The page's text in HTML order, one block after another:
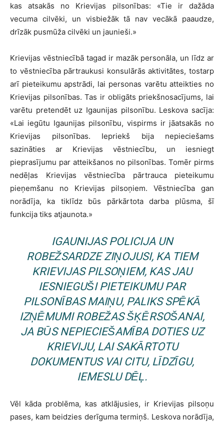
kas atsakās no Krievijas pilsonības: «Tie ir dažāda
vecuma cilvēki, un visbiežāk tā nav vecākā paaudze,
drīzāk pusmūža cilvēki un jaunieši.»
Krievijas vēstniecībā tagad ir mazāk personāla, un līdz ar
to vēstniecība pārtraukusi konsulārās aktivitātes, tostarp
arī pieteikumu apstrādi, lai personas varētu atteikties no
Krievijas pilsonības. Tas ir obligāts priekšnosacījums, lai
varētu pretendēt uz Igaunijas pilsonību. Leskova sacīja:
«Lai iegūtu Igaunijas pilsonību, vispirms ir jāatsakās no
Krievijas pilsonības. Iepriekš bija nepieciešams
sazināties ar Krievijas vēstniecību, un iesniegt
pieprasījumu par atteikšanos no pilsonības. Tomēr pirms
nedēļas Krievijas vēstniecība pārtrauca pieteikumu
pieņemšanu no Krievijas pilsoņiem. Vēstniecība gan
norādīja, ka tiklīdz būs pārkārtota darba plūsma, šī
funkcija tiks atjaunota.»
IGAUNIJAS POLICIJA UN
ROBEŽSARDZE ZIŅOJUSI, KA TIEM
KRIEVIJAS PILSOŅIEM, KAS JAU
IESNIEGUŠI PIETEIKUMU PAR
PILSONĪBAS MAIŅU, PALIKS SPĒKĀ
IZŅĒMUMI ROBEŽAS ŠĶĒRSOŠANAI,
JA BŪS NEPIECIEŠAMĪBA DOTIES UZ
KRIEVIJU, LAI SAKĀRTOTU
DOKUMENTUS VAI CITU, LĪDZĪGU,
IEMESLU DĒĻ.
Vēl kāda problēma, kas atklājusies, ir Krievijas pilsoņu
pases, kam beidzies derīguma termiņš. Leskova norādīja,